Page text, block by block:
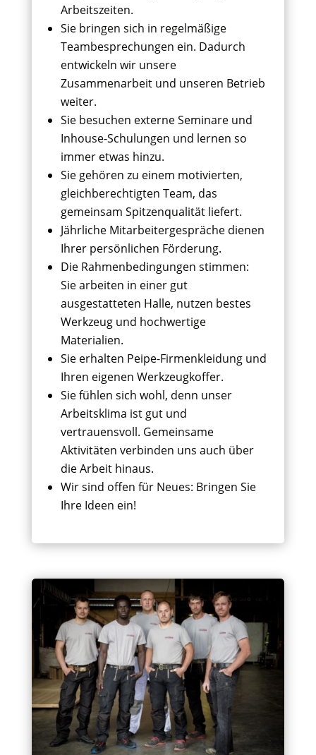
Arbeitszeiten.
Sie bringen sich in regelmäßige
Teambesprechungen ein. Dadurch
entwickeln wir unsere
Zusammenarbeit und unseren Betrieb
weiter.
Sie besuchen externe Seminare und
Inhouse-Schulungen und lernen so
immer etwas hinzu.
Sie gehören zu einem motivierten,
gleichberechtigten Team, das
gemeinsam Spitzenqualität liefert.
Jährliche Mitarbeitergespräche dienen
Ihrer persönlichen Förderung.
Die Rahmenbedingungen stimmen:
Sie arbeiten in einer gut
ausgestatteten Halle, nutzen bestes
Werkzeug und hochwertige
Materialien.
Sie erhalten Peipe-Firmenkleidung und
Ihren eigenen Werkzeugkoffer.
Sie fühlen sich wohl, denn unser
Arbeitsklima ist gut und
vertrauensvoll. Gemeinsame
Aktivitäten verbinden uns auch über
die Arbeit hinaus.
Wir sind offen für Neues: Bringen Sie
Ihre Ideen ein!